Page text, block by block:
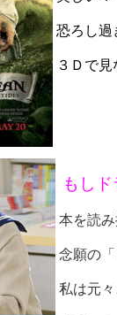
恐ろし過
３Ｄで
もしド
本を読
念願の「
私は元